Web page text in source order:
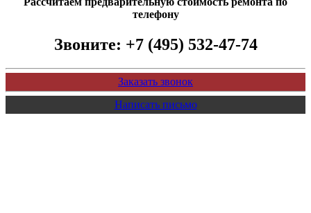
телефону
Звоните: +7 (495) 532-47-74
Заказать звонок
Написать письмо